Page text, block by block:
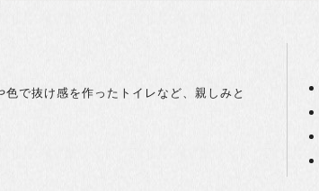
で抜け感を作ったトイレなど、親しみと